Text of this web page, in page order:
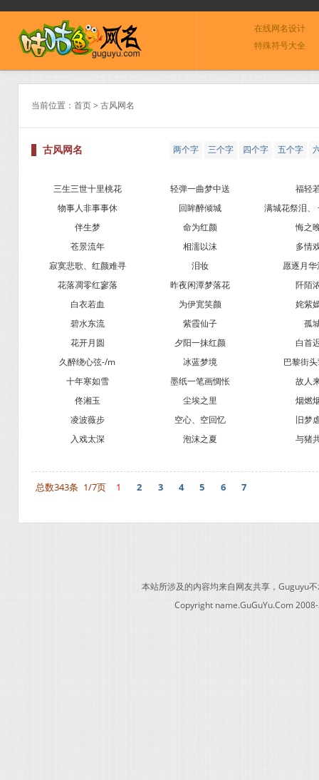
在线网名设计
特殊符号大全
当前位置： 首页> 古风网名
两个字 三个字 四个字 五个字
古风网名
三生三世十里桃花 轻弹一曲梦中送
福轻
物事人非事事休
回眸醉倾城
满城花祭泪、
伴生梦
命为红颜
悔之
苍景流年
相濡以沫
多情
寂寞悲歌、红颜难寻
泪妆
愿逐月
花落凋零红寥落
昨夜闲潭梦落花
阡陌
白衣若血
为伊宽笑颜
姹紫
碧水东流
紫霞仙子
孤
花开月圆
夕阳一抹红颜
白首
久醉绕心弦-/m
冰蓝梦境
巴黎街
十年寒如雪
墨纸一笔画惆怅
故人
佟湘玉
尘埃之里
烟燃
凌波薇步
空心、空回忆
旧梦
入戏太深
泡沫之夏 与猪
总数343条 1/7页 1 2 3 4 5 6 7
本站所涉及的内容均来自网友共享，Guguyu
Copyright name.GuGuYu.Com